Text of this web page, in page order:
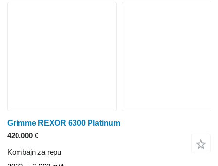
Grimme REXOR 6300 Platinum
420.000 €
Kombajn za repu